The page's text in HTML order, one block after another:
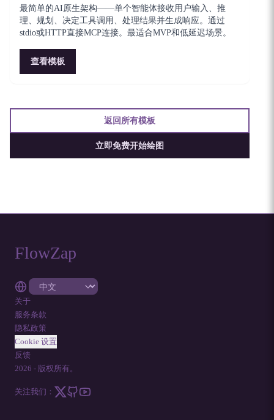
最简单的AI原生架构——单个智能体接收用户输入、推
理、规划、决定工具调用、处理结果并生成响应。通过
stdio或HTTP直接MCP连接。最适合MVP和低延迟场景。
查看模板
返回所有模板
立即免费开始绘图
FlowZap
关于
服务条款
隐私政策
Cookie 设置
反馈
2026 - 版权所有。
关注我们：